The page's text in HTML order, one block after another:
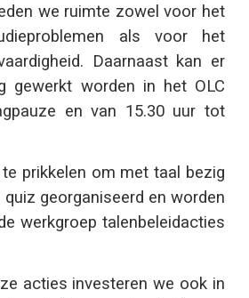
we ruimte zowel voor het
als voor het
Daarnaast kan er
gewerkt worden in het OLC
en van 15.30 uur tot
prikkelen om met taal bezig
georganiseerd en worden
werkgroep talenbeleidacties
acties investeren we ook in